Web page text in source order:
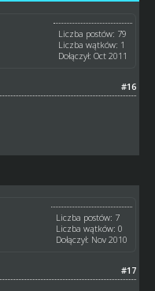
Liczba postów: 79
Liczba wątków: 1
Dołączył: Oct 2011
#16
Liczba postów: 7
Liczba wątków: 0
Dołączył: Nov 2010
#17